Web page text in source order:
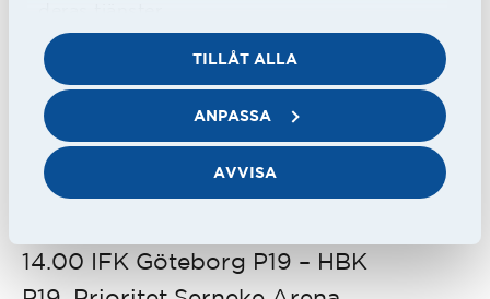
TILLÅT ALLA
ANPASSA
AVVISA
matcher mot Häcken så det ska bli
intressant att se hur laget och spelarna
står sig på den här nivån, säger
Alexander Sakac i P17.
14.00 IFK Göteborg P19 – HBK